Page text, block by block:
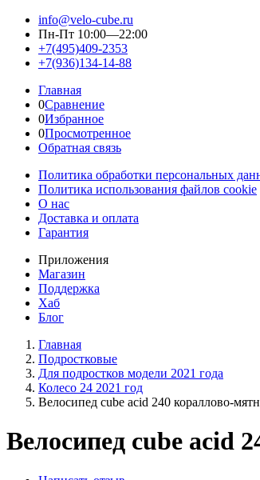
info@velo-cube.ru
Пн-Пт 10:00—22:00
+7(495)409-2353
+7(936)134-14-88
Главная
0Сравнение
0Избранное
0Просмотренное
Обратная связь
Политика обработки персональных
Политика использования файлов cookie
О нас
Доставка и оплата
Гарантия
Приложения
Магазин
Поддержка
Хаб
Блог
Главная
Подростковые
Для подростков модели 2021 года
Колесо 24 2021 год
Велосипед cube acid 240 кораллово-
Велосипед cube acid